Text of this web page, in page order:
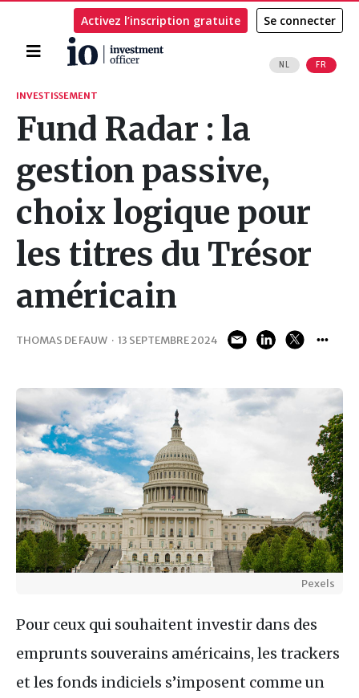
Accueil
NL FR
Activez l’inscription gratuite Se connecter
Rechercher
INVESTISSEMENT
Fund Radar : la
gestion passive,
choix logique pour
les titres du Trésor
américain
THOMAS DE FAUW · 13 SEPTEMBRE 2024
Pexels
Pour ceux qui souhaitent investir dans des
emprunts souverains américains, les trackers
et les fonds indiciels s’imposent comme un